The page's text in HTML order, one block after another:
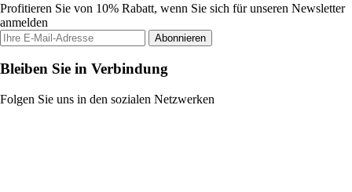
Profitieren Sie von 10% Rabatt, wenn Sie sich für unseren Newsletter
anmelden
Abonnieren
Bleiben Sie in Verbindung
Folgen Sie uns in den sozialen Netzwerken